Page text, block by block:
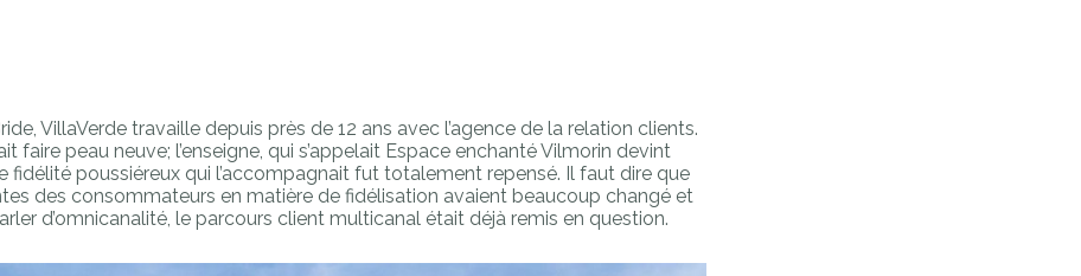
VillaVerde travaille depuis près de 12 ans avec l’agence de la relation clients.
faire peau neuve; l’enseigne, qui s’appelait Espace enchanté Vilmorin devint
fidélité poussiéreux qui l’accompagnait fut totalement repensé. Il faut dire que
des consommateurs en matière de fidélisation avaient beaucoup changé et
d’omnicanalité, le parcours client multicanal était déjà remis en question.